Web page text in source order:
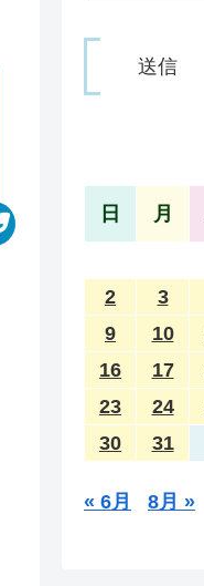
日 月
2
3
9
10
16
17
23
24
30
31
« 6月 8月 »